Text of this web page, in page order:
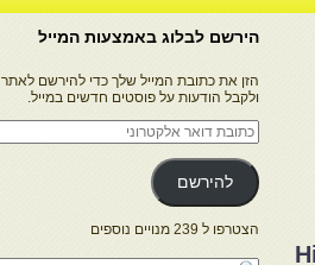
הירשם לבלוג באמצעות המייל
הזן את כתובת המייל שלך כדי להירשם לאתר
ולקבל הודעות על פוסטים חדשים במייל.
כתובת
דואר
אלקטרוני
להירשם
הצטרפו ל 239 מנויים נוספים